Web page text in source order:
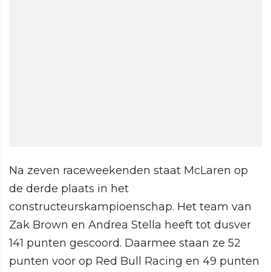
Na zeven raceweekenden staat McLaren op
de derde plaats in het
constructeurskampioenschap. Het team van
Zak Brown en Andrea Stella heeft tot dusver
141 punten gescoord. Daarmee staan ze 52
punten voor op Red Bull Racing en 49 punten